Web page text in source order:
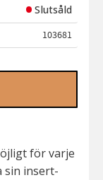
Slutsåld
103681
för varje
sin insert-